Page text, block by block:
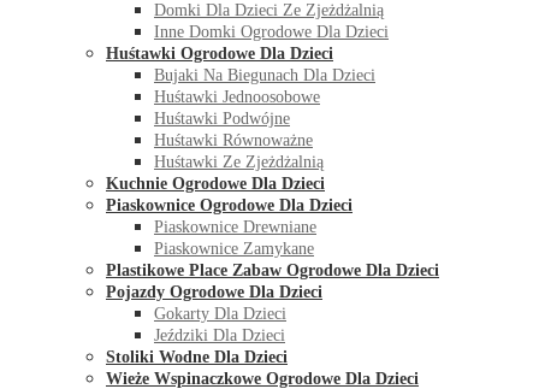
Domki Dla Dzieci Ze Zjeżdżalnią
Inne Domki Ogrodowe Dla Dzieci
Huśtawki Ogrodowe Dla Dzieci
Bujaki Na Biegunach Dla Dzieci
Huśtawki Jednoosobowe
Huśtawki Podwójne
Huśtawki Równoważne
Huśtawki Ze Zjeżdżalnią
Kuchnie Ogrodowe Dla Dzieci
Piaskownice Ogrodowe Dla Dzieci
Piaskownice Drewniane
Piaskownice Zamykane
Plastikowe Place Zabaw Ogrodowe Dla Dzieci
Pojazdy Ogrodowe Dla Dzieci
Gokarty Dla Dzieci
Jeździki Dla Dzieci
Stoliki Wodne Dla Dzieci
Wieże Wspinaczkowe Ogrodowe Dla Dzieci